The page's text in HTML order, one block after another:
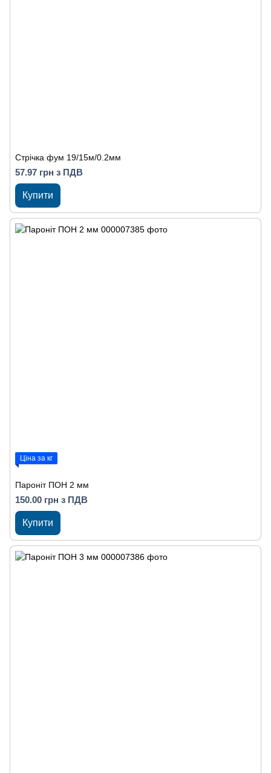
Стрічка фум 19/15м/0.2мм
57.97 грн з ПДВ
Купити
Ціна за кг
Пароніт ПОН 2 мм
150.00 грн з ПДВ
Купити